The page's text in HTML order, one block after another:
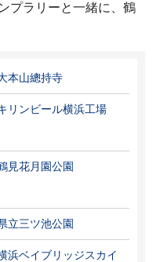
プラリーと一緒に、鶴
本山總持寺
リンビール横浜工場
見花月園公園
立三ツ池公園
浜ベイブリッジスカイ